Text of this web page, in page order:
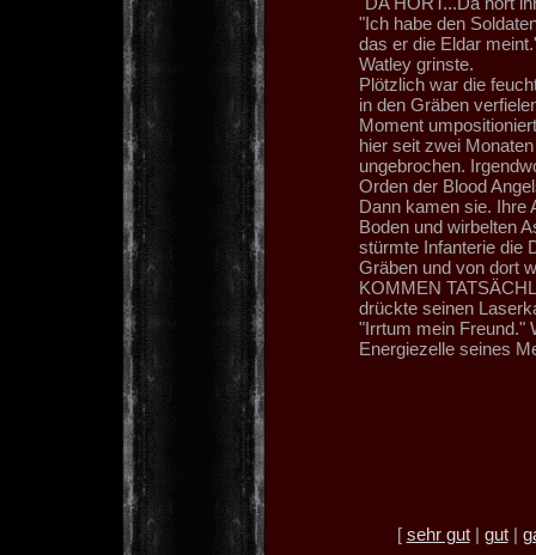
"Ich habe den
das er die Eldar
Watley grinste.
Plötzlich war die
in den Gräben
Moment
hier seit zwei
ungebrochen.
Orden der Blood
Dann kamen sie. Ihre
Boden und wirbelten
stürmte Infanterie die
Gräben und von dort
KOMMEN
drückte seinen
"Irrtum mein Freund."
Energiezelle seines
[ sehr gut| gut|